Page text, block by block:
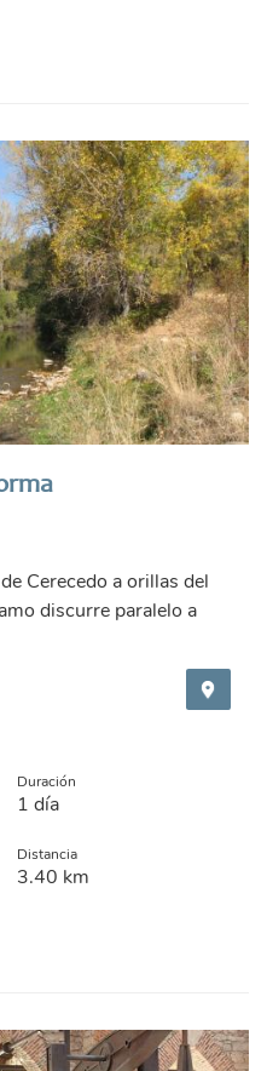
Cerecedo a orillas del
discurre paralelo a
Duración
1 día
Distancia
3.40 km